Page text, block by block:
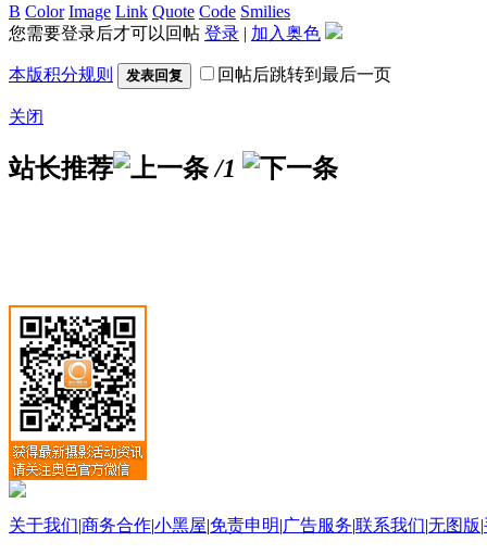
B Color Image Link Quote Code Smilies
您需要登录后才可以回帖 登录 | 加入奥色
本版积分规则 发表回复 回帖后跳转到最后一页
关闭
站长推荐 /1
关于我们|商务合作|小黑屋|免责申明|广告服务|联系我们|无图版|